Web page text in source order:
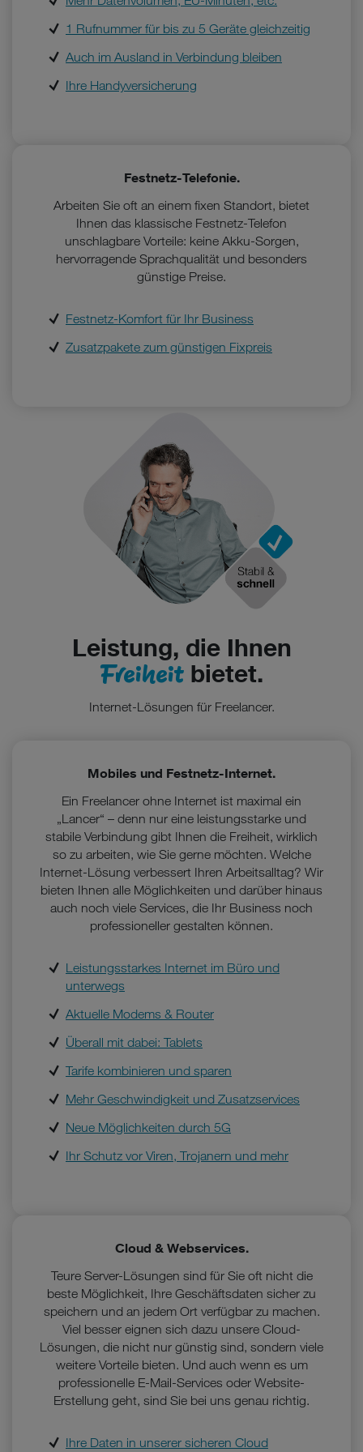
1 Rufnummer für bis zu 5 Geräte gleichzeitig
Auch im Ausland in Verbindung bleiben
Ihre Handyversicherung
Festnetz-Telefonie.
Arbeiten Sie oft an einem fixen Standort, bietet
Ihnen das klassische Festnetz-Telefon
unschlagbare Vorteile: keine Akku-Sorgen,
hervorragende Sprachqualität und besonders
günstige Preise.
Festnetz-Komfort für Ihr Business
Zusatzpakete zum günstigen Fixpreis
Leistung, die Ihnen
Freiheit bietet.
Internet-Lösungen für Freelancer.
Mobiles und Festnetz-Internet.
Ein Freelancer ohne Internet ist maximal ein
„Lancer“ – denn nur eine leistungsstarke und
stabile Verbindung gibt Ihnen die Freiheit, wirklich
so zu arbeiten, wie Sie gerne möchten. Welche
Internet-Lösung verbessert Ihren Arbeitsalltag? Wir
bieten Ihnen alle Möglichkeiten und darüber hinaus
auch noch viele Services, die Ihr Business noch
professioneller gestalten können.
Leistungsstarkes Internet im Büro und
unterwegs
Aktuelle Modems & Router
Überall mit dabei: Tablets
Tarife kombinieren und sparen
Mehr Geschwindigkeit und Zusatzservices
Neue Möglichkeiten durch 5G
Ihr Schutz vor Viren, Trojanern und mehr
Cloud & Webservices.
Teure Server-Lösungen sind für Sie oft nicht die
beste Möglichkeit, Ihre Geschäftsdaten sicher zu
speichern und an jedem Ort verfügbar zu machen.
Viel besser eignen sich dazu unsere Cloud-
Lösungen, die nicht nur günstig sind, sondern viele
weitere Vorteile bieten. Und auch wenn es um
professionelle E-Mail-Services oder Website-
Erstellung geht, sind Sie bei uns genau richtig.
Ihre Daten in unserer sicheren Cloud